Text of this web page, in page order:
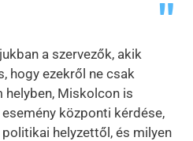
a szervezők, akik
hogy ezekről ne csak
helyben, Miskolcon is
központi kérdése,
helyzettől, és milyen